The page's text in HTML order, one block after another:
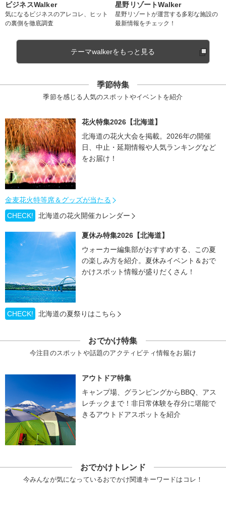
ビジネスWalker
気になるビジネスのアレコレ、ヒット
の裏側を徹底調査
星野リゾートWalker
星野リゾートが運営する多彩な施設の
最新情報をチェック！
テーマwalkerをもっと見る
季節特集
季節を感じる人気のスポットやイベントを紹介
花火特集2026【北海道】
北海道の花火大会を掲載。2026年の開催
日、中止・延期情報や人気ランキングなど
をお届け！
金麦花火特等席＆グッズが当たる
CHECK!
北海道の花火開催カレンダー
夏休み特集2026【北海道】
ウォーカー編集部がおすすめする、この夏
の楽しみ方を紹介。夏休みイベント＆おで
かけスポット情報が盛りだくさん！
CHECK! 北海道の夏祭りはこちら
おでかけ特集
今注目のスポットや話題のアクティビティ情報をお届け
アウトドア特集
キャンプ場、グランピングからBBQ、アス
レチックまで！非日常体験を存分に堪能で
きるアウトドアスポットを紹介
おでかけトレンド
今みんなが気になっているおでかけ関連キーワードはコレ！